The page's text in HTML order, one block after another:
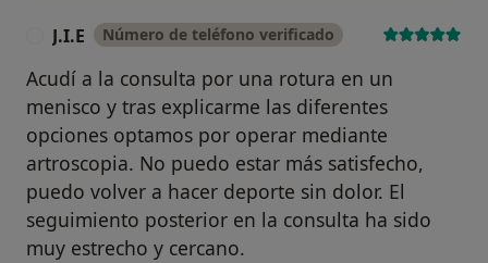
J.I.E Número de teléfono verificado
Acudí a la consulta por una rotura en un
menisco y tras explicarme las diferentes
opciones optamos por operar mediante
artroscopia. No puedo estar más satisfecho,
puedo volver a hacer deporte sin dolor. El
seguimiento posterior en la consulta ha sido
muy estrecho y cercano.